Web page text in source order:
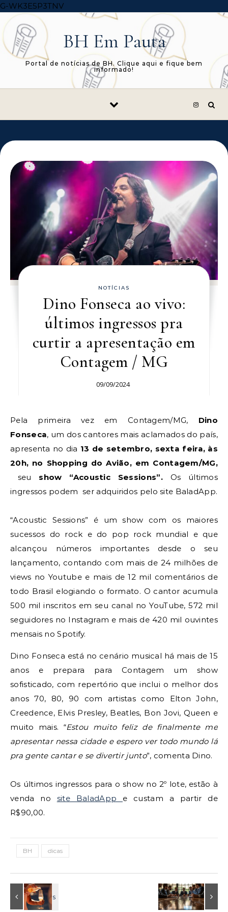
G-WK3E5P3TNVSkip to content
BH Em Pauta
Portal de notícias de BH. Clique aqui e fique bem
informado!
NOTÍCIAS
Dino Fonseca ao vivo:
últimos ingressos pra
curtir a apresentação em
Contagem / MG
09/09/2024
Pela primeira vez em Contagem/MG, Dino
Fonseca, um dos cantores mais aclamados do país,
apresenta no dia 13 de setembro, sexta feira, às
20h, no Shopping do Avião, em Contagem/MG,
seu show “Acoustic Sessions”. Os últimos
ingressos podem ser adquiridos pelo site BaladApp.
“Acoustic Sessions” é um show com os maiores
sucessos do rock e do pop rock mundial e que
alcançou números importantes desde o seu
lançamento, contando com mais de 24 milhões de
views no Youtube e mais de 12 mil comentários de
todo Brasil elogiando o formato. O cantor acumula
500 mil inscritos em seu canal no YouTube, 572 mil
seguidores no Instagram e mais de 420 mil ouvintes
mensais no Spotify.
Dino Fonseca está no cenário musical há mais de 15
anos e prepara para Contagem um show
sofisticado, com repertório que inclui o melhor dos
anos 70, 80, 90 com artistas como Elton John,
Creedence, Elvis Presley, Beatles, Bon Jovi, Queen e
muito mais. “Estou muito feliz de finalmente me
apresentar nessa cidade e espero ver todo mundo lá
pra gente cantar e se divertir junto”, comenta Dino.
Os últimos ingressos para o show no 2º lote, estão à
venda no site BaladApp e custam a partir de
R$90,00.
BH dicas